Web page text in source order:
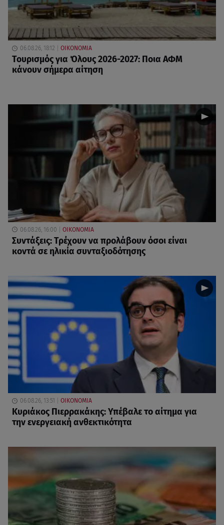
06.08.26, 18:12 ΟΙΚΟΝΟΜΙΑ
Τουρισμός για Όλους 2026-2027: Ποια ΑΦΜ
κάνουν σήμερα αίτηση
06.08.26, 16:00 ΟΙΚΟΝΟΜΙΑ
Συντάξεις: Τρέχουν να προλάβουν όσοι είναι
κοντά σε ηλικία συνταξιοδότησης
06.08.26, 13:51 ΟΙΚΟΝΟΜΙΑ
Κυριάκος Πιερρακάκης: Υπέβαλε το αίτημα για
την ενεργειακή ανθεκτικότητα